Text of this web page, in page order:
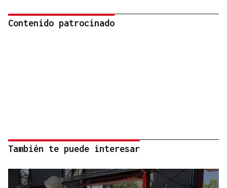
Contenido patrocinado
También te puede interesar